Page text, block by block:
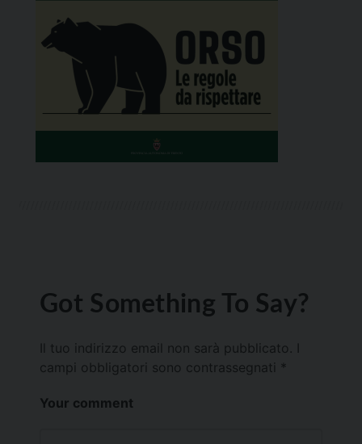
Got Something To Say?
Il tuo indirizzo email non sarà pubblicato.
campi obbligatori sono contrassegnati *
Your comment